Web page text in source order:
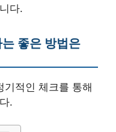
다.
좋은 방법은
적인 체크를 통해
.